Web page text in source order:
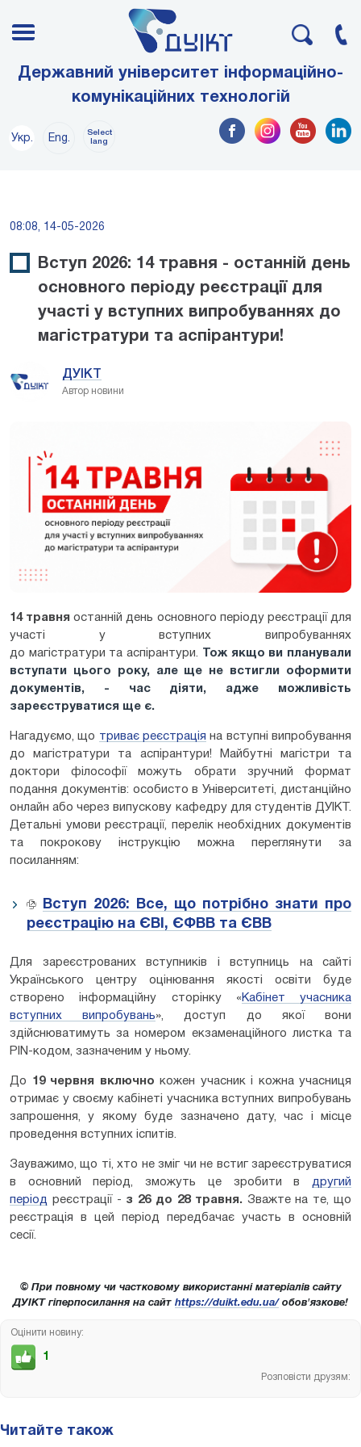
Державний університет інформаційно-
комунікаційних технологій
Укр. Eng.
Select
lang
08:08, 14-05-2026
Вступ 2026: 14 травня - останній день
основного періоду реєстрації для
участі у вступних випробуваннях до
магістратури та аспірантури!
ДУІКТ
Автор новини
14 травня останній день основного періоду реєстрації для
участі у вступних випробуваннях
до магістратури та аспірантури. Тож якщо ви планували
вступати цього року, але ще не встигли оформити
документів, - час діяти, адже можливість
зареєструватися ще є.
Нагадуємо, що триває реєстрація на вступні випробування
до магістратури та аспірантури! Майбутні магістри та
доктори філософії можуть обрати зручний формат
подання документів: особисто в Університеті, дистанційно
онлайн або через випускову кафедру для студентів ДУІКТ.
Детальні умови реєстрації, перелік необхідних документів
та покрокову інструкцію можна переглянути за
посиланням:
Вступ 2026: Все, що потрібно знати про
реєстрацію на ЄВІ, ЄФВВ та ЄВВ
Для зареєстрованих вступників і вступниць на сайті
Українського центру оцінювання якості освіти буде
створено інформаційну сторінку « Кабінет учасника
вступних випробувань», доступ до якої вони
здійснюватимуть за номером екзаменаційного листка та
РIN-кодом, зазначеним у ньому.
До 19 червня включно кожен учасник і кожна учасниця
отримає у своєму кабінеті учасника вступних випробувань
запрошення, у якому буде зазначено дату, час і місце
проведення вступних іспитів.
Зауважимо, що ті, хто не зміг чи не встиг зареєструватися
в основний період, зможуть це зробити в другий
період реєстрації - з 26 до 28 травня. Зважте на те, що
реєстрація в цей період передбачає участь в основній
сесії.
© При повному чи частковому використанні матеріалів сайту
ДУІКТ гіперпосилання на сайт https://duikt.edu.ua/обов'язкове!
Оцінити новину:
1
Розповісти друзям:
Читайте також